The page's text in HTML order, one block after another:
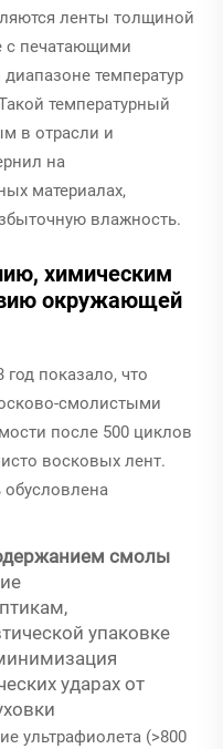
ленты толщиной
с печатающими
температур
температурный
в отрасли и
на
материалах,
влажность.
химическим
окружающей
показало, что
смолистыми
после 500 циклов
восковых лент.
смолы
упаковке
ударах от
ультрафиолета (>800